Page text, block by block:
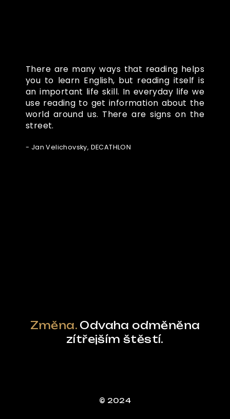
There are many ways that reading helps
you to learn English, but reading itself is
an important life skill. In everyday life we
use reading to get information about the
world around us. There are signs on the
street.
- Jan Velichovsky, DECATHLON
Změna. Odvaha odměněna
zítřejším štěstí.
© 2024